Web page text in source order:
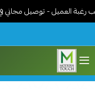
- توصيل مجاني في
اثاث مودرن لمسة